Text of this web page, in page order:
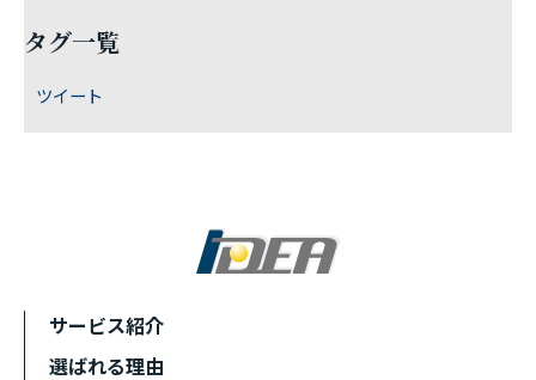
タグ一覧
ツイート
サービス紹介
選ばれる理由